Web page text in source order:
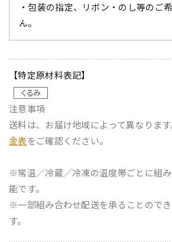
・包装の指定、リボン・のし等のご
ん。
【特定原材料表記】
注意事項
送料は、お届け地域によって異なりま
金表をご確認ください。
※常温／冷蔵／冷凍の温度帯ごとに組
能です。
※一部組み合わせ配送を承ることので
す。